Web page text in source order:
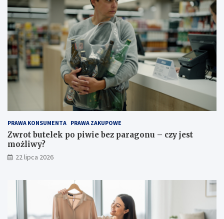
PRAWA KONSUMENTA PRAWA ZAKUPOWE
Zwrot butelek po piwie bez paragonu – czy jest
możliwy?
22 lipca 2026